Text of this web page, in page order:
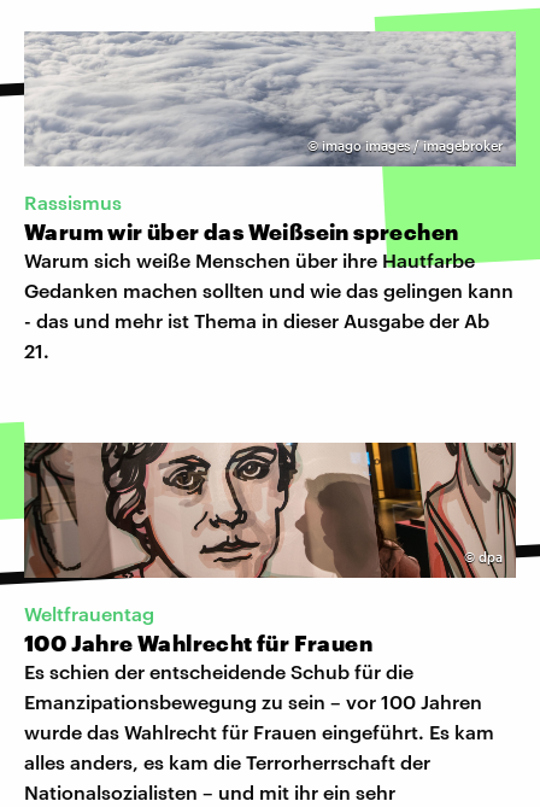
©imago images / imagebroker
Rassismus
Warum wir über das Weißsein sprechen
Warum sich weiße Menschen über ihre Hautfarbe
Gedanken machen sollten und wie das gelingen kann
- das und mehr ist Thema in dieser Ausgabe der Ab
21.
© dpa
Weltfrauentag
100 Jahre Wahlrecht für Frauen
Es schien der entscheidende Schub für die
Emanzipationsbewegung zu sein – vor 100 Jahren
wurde das Wahlrecht für Frauen eingeführt. Es kam
alles anders, es kam die Terrorherrschaft der
Nationalsozialisten – und mit ihr ein sehr